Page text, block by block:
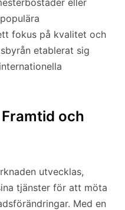
fokus på kvalitet och
etablerat sig
och
utvecklas,
tjänster för att möta
Med en